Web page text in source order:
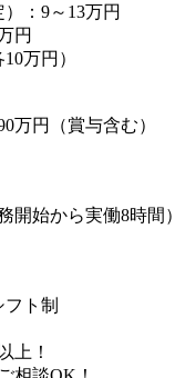
）：9～13万円
円
万円）
万円（賞与含む）
開始から実働8時間）
ト制
上！